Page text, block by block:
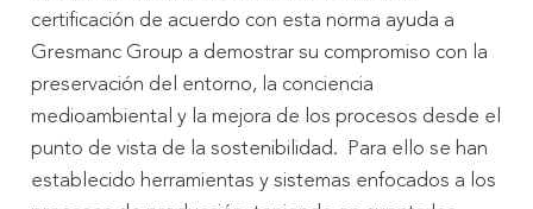
certificación de acuerdo con esta norma ayuda a
Gresmanc Group a demostrar su compromiso con la
preservación del entorno, la conciencia
medioambiental y la mejora de los procesos desde el
punto de vista de la sostenibilidad. Para ello se han
establecido herramientas y sistemas enfocados a los